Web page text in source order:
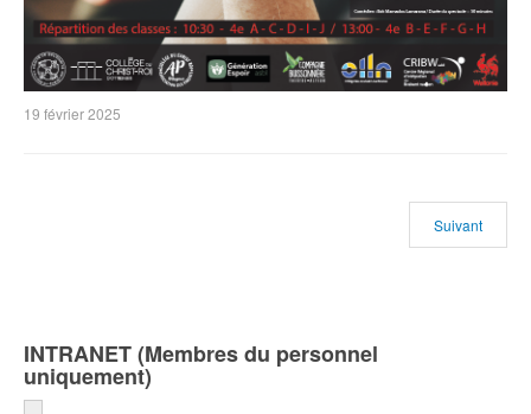
19 février 2025
Suivant
INTRANET (Membres du personnel
uniquement)